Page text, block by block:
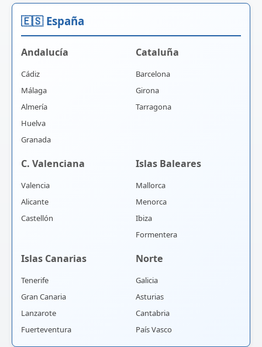
🇪🇸 España
Andalucía
Cádiz
Málaga
Almería
Huelva
Granada
Cataluña
Barcelona
Girona
Tarragona
C. Valenciana
Valencia
Alicante
Castellón
Islas Baleares
Mallorca
Menorca
Ibiza
Formentera
Islas Canarias
Tenerife
Gran Canaria
Lanzarote
Fuerteventura
Norte
Galicia
Asturias
Cantabria
País Vasco